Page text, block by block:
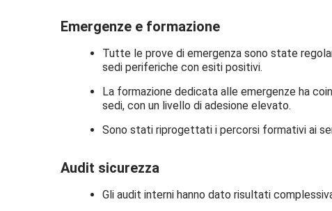
Emergenze e formazione
Tutte le prove di emergenza sono state
sedi periferiche con esiti positivi.
La formazione dedicata alle emergenze ha
sedi, con un livello di adesione elevato.
Sono stati riprogettati i percorsi formativi ai
Audit sicurezza
Gli audit interni hanno dato risultati